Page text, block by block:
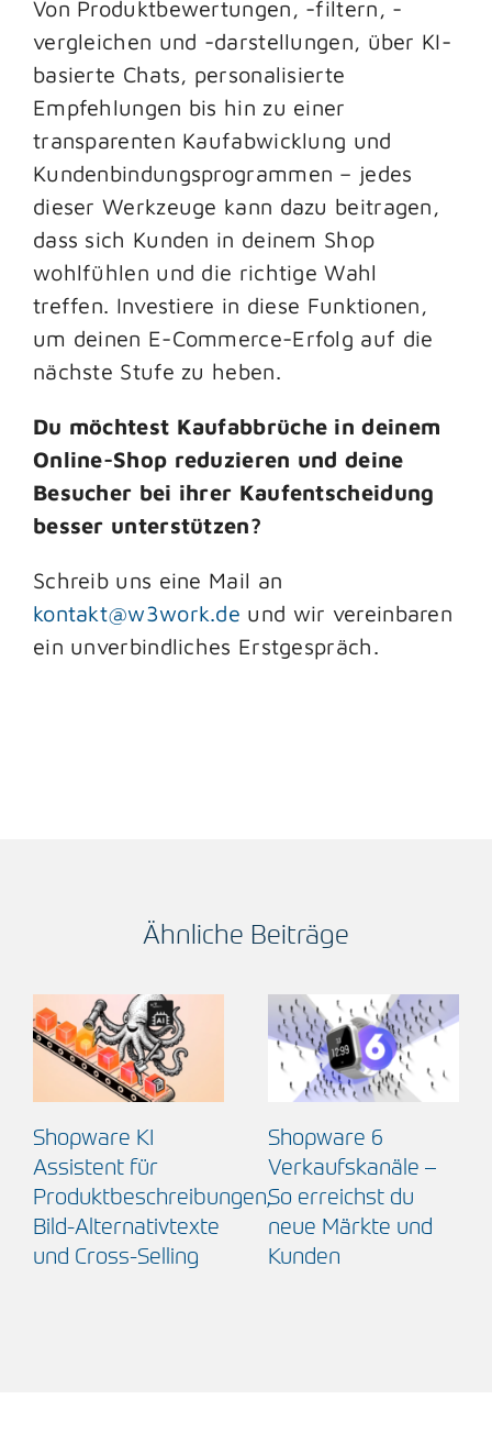
Von Produktbewertungen, -filtern, -
vergleichen und -darstellungen, über KI-
basierte Chats, personalisierte
Empfehlungen bis hin zu einer
transparenten Kaufabwicklung und
Kundenbindungsprogrammen – jedes
dieser Werkzeuge kann dazu beitragen,
dass sich Kunden in deinem Shop
wohlfühlen und die richtige Wahl
treffen. Investiere in diese Funktionen,
um deinen E-Commerce-Erfolg auf die
nächste Stufe zu heben.
Du möchtest Kaufabbrüche in deinem
Online-Shop reduzieren und deine
Besucher bei ihrer Kaufentscheidung
besser unterstützen?
Schreib uns eine Mail an
kontakt@w3work.de und wir vereinbaren
ein unverbindliches Erstgespräch.
Ähnliche Beiträge
Herausforderungen
im Umgang mit
User Generated
Content sicher
meistern
User Generated
Content im Social-
Media-Marketing